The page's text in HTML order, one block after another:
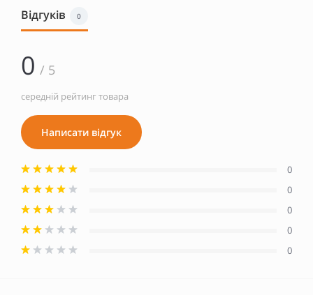
Відгуків 0
0 / 5
середній рейтинг товара
Написати відгук
0
0
0
0
0